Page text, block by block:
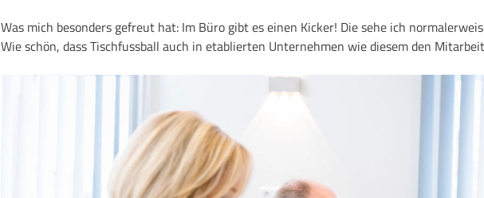
Was mich besonders gefreut hat: Im Büro gibt es einen Kicker! Die sehe ich
Wie schön, dass Tischfussball auch in etablierten Unternehmen wie diesem den